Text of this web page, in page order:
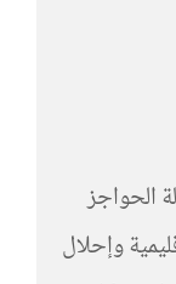
الحواجز
وإحلال